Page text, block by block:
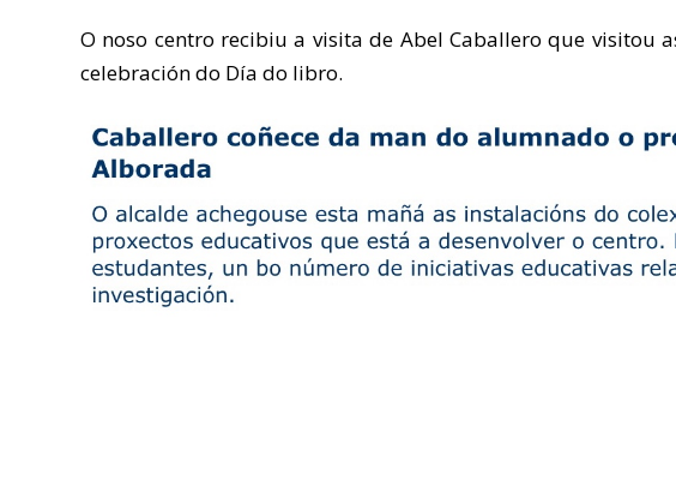
O noso centro recibiu a visita de Abel Caballero que visitou
celebración do Día do libro.